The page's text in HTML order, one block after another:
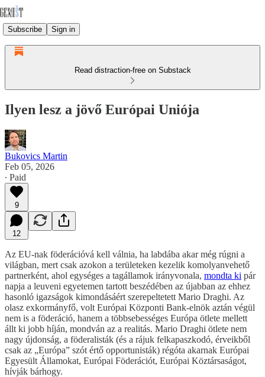
Subscribe Sign in
Read distraction-free on Substack
Ilyen lesz a jövő Európai Uniója
Bukovics Martin
Feb 05, 2026
∙ Paid
9
12
Az EU-nak föderációvá kell válnia, ha labdába akar még rúgni a
világban, mert csak azokon a területeken kezelik komolyanvehető
partnerként, ahol egységes a tagállamok irányvonala, mondta ki pár
napja a leuveni egyetemen tartott beszédében az újabban az ehhez
hasonló igazságok kimondásáért szerepeltetett Mario Draghi. Az
olasz exkormányfő, volt Európai Központi Bank-elnök aztán végül
nem is a föderáció, hanem a többsebességes Európa ötlete mellett
állt ki jobb híján, mondván az a realitás. Mario Draghi ötlete nem
nagy újdonság, a föderalisták (és a rájuk felkapaszkodó, érveikből
csak az „Európa” szót értő opportunisták) régóta akarnak Európai
Egyesült Államokat, Európai Föderációt, Európai Köztársaságot,
hívják bárhogy.